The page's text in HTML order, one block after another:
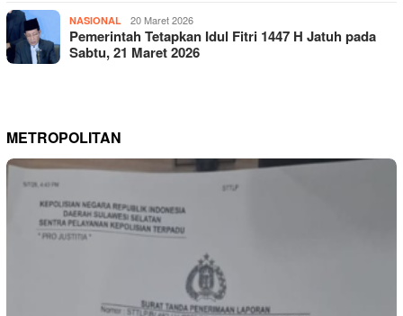
NASIONAL 20 Maret 2026
Pemerintah Tetapkan Idul Fitri 1447 H Jatuh pada
Sabtu, 21 Maret 2026
METROPOLITAN